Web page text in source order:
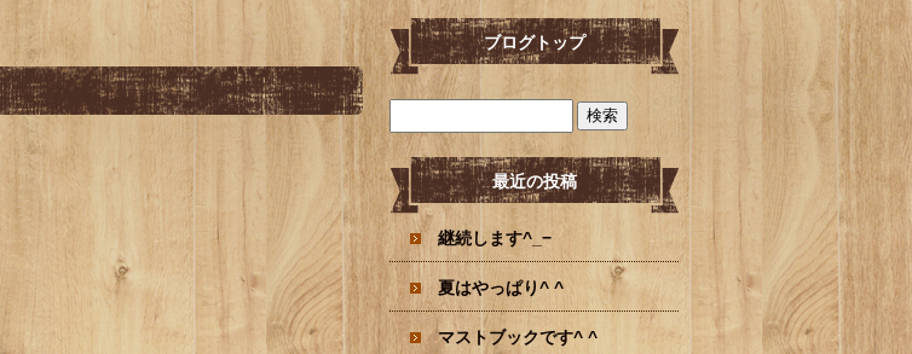
ブログトップ
最近の投稿
継続します^_−
夏はやっぱり^ ^
マストブックです^ ^